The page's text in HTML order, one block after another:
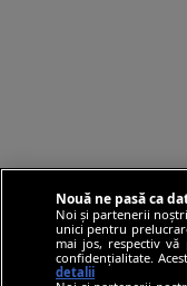
Nouă ne pasă ca
Noi și partenerii noștri
unici pentru
mai jos, respectiv
confidențialitate.
detalii